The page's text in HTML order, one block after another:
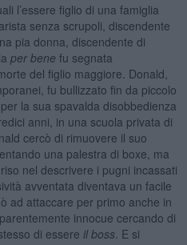
l’essere figlio di una famiglia
senza scrupoli, discendente
pia donna, discendente di
per bene fu segnata
del figlio maggiore. Donald,
fu bullizzato fin da piccolo
la sua spavalda disobbedienza
anni, in una scuola privata di
cercò di rimuovere il suo
una palestra di boxe, ma
nel descrivere i pugni incassati
avventata diventava un facile
ad attaccare per primo anche in
innocue cercando di
di essere il boss. E si